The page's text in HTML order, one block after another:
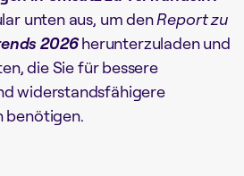
unten aus, um denReport zu
2026 herunterzuladen und
die Sie für bessere
widerstandsfähigere
benötigen.